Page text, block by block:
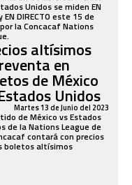
Unidos se miden EN
EN DIRECTO este 15 de
la Concacaf Nations
altísimos
en
de México
Unidos
Martes 13 de Junio del 2023
de México vs Estados
de la Nations League de
contará con precios
boletos altísimos